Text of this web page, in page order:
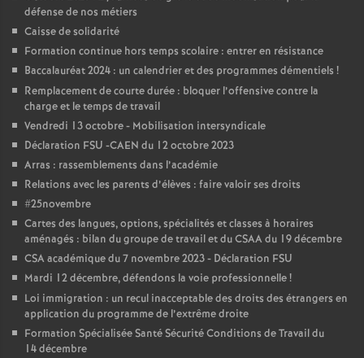
n
t
d
e
S
e
défense de nos métiers
Caisse de solidarité
Formation continue hors temps scolaire : entrer en résistance
Baccalauréat 2024 : un calendrier et des programmes démentiels !
Remplacement de courte durée : bloquer l’offensive contre la
charge et le temps de travail
Vendredi 13 octobre - Mobilisation intersyndicale
Déclaration FSU -CAEN du 12 octobre 2023
Arras : rassemblements dans l’académie
Relations avec les parents d’élèves : faire valoir ses droits
#25novembre
Cartes des langues, options, spécialités et classes à horaires
aménagés : bilan du groupe de travail et du CSAA du 19 décembre
CSA académique du 7 novembre 2023 - Déclaration FSU
Mardi 12 décembre, défendons la voie professionnelle!
Loi immigration : un recul inacceptable des droits des étrangers en
application du programme de l’extrême droite
Formation Spécialisée Santé Sécurité Conditions de Travail du
14 décembre